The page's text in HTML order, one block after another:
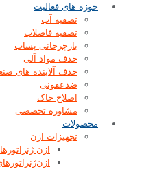
حوزه های فعالیت
تصفیه آب
تصفیه فاضلاب
بازچرخانی پساب
حدف مواد آلی
حذف آلاینده های
ضدعفونی
اصلاح خاک
مشاوره تخصصی
محصولات
تجهیزات ازن
ازن‌